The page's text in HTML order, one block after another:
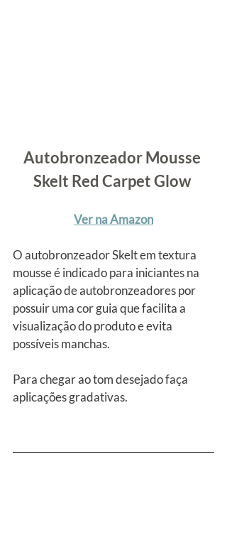
Autobronzeador Mousse
Skelt Red Carpet Glow
Ver na Amazon
O autobronzeador Skelt em textura
mousse é indicado para iniciantes na
aplicação de autobronzeadores por
possuir uma cor guia que facilita a
visualização do produto e evita
possíveis manchas.
Para chegar ao tom desejado faça
aplicações gradativas.